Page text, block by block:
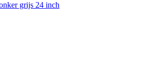
grijs 24 inch